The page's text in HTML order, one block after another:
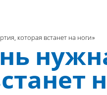
которая встанет на ноги»